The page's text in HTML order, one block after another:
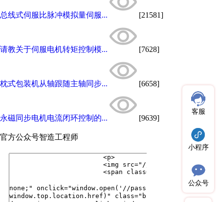
总线式伺服比脉冲模拟量伺服... [21581]
请教关于伺服电机转矩控制模... [7628]
枕式包装机从轴跟随主轴同步... [6658]
永磁同步电机电流闭环控制的... [9639]
官方公众号智造工程师
客服
小程序
公众号